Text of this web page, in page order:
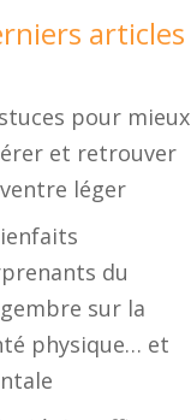
articles
pour mieux
et retrouver
léger
du
sur la
physique… et